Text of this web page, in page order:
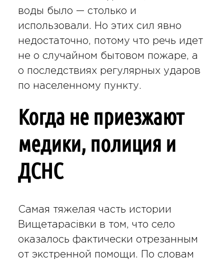
воды было — столько и
использовали. Но этих сил явно
недостаточно, потому что речь идет
не о случайном бытовом пожаре, а
о последствиях регулярных ударов
по населенному пункту.
Когда не приезжают
медики, полиция и
ДСНС
Самая тяжелая часть истории
Вищетарасівки в том, что село
оказалось фактически отрезанным
от экстренной помощи. По словам